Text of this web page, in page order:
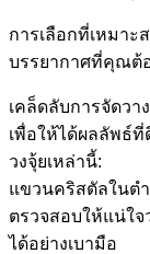
การเลือกที่เหมา
บรรยากาศที่คุณต้
เคล็ดลับการจัดวาง
เพื่อให้ได้ผลลัพธ์
วงจุ้ยเหล่านี้:
แขวนคริสตัลในต
ตรวจสอบให้แน่ใ
ได้อย่างเบามือ